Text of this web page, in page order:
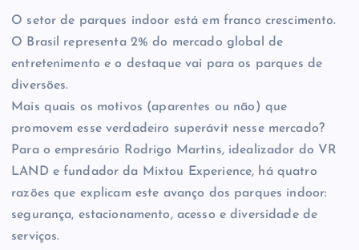
O setor de parques indoor está em franco crescimento.
O Brasil representa 2% do mercado global de
entretenimento e o destaque vai para os parques de
diversões.
Mais quais os motivos (aparentes ou não) que
promovem esse verdadeiro superávit nesse mercado?
Para o empresário Rodrigo Martins, idealizador do VR
LAND e fundador da Mixtou Experience, há quatro
razões que explicam este avanço dos parques indoor:
segurança, estacionamento, acesso e diversidade de
serviços.